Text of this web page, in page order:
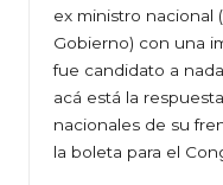
ex ministro nacional
Gobierno) con una
fue candidato a
acá está la
nacionales de su
la boleta para el